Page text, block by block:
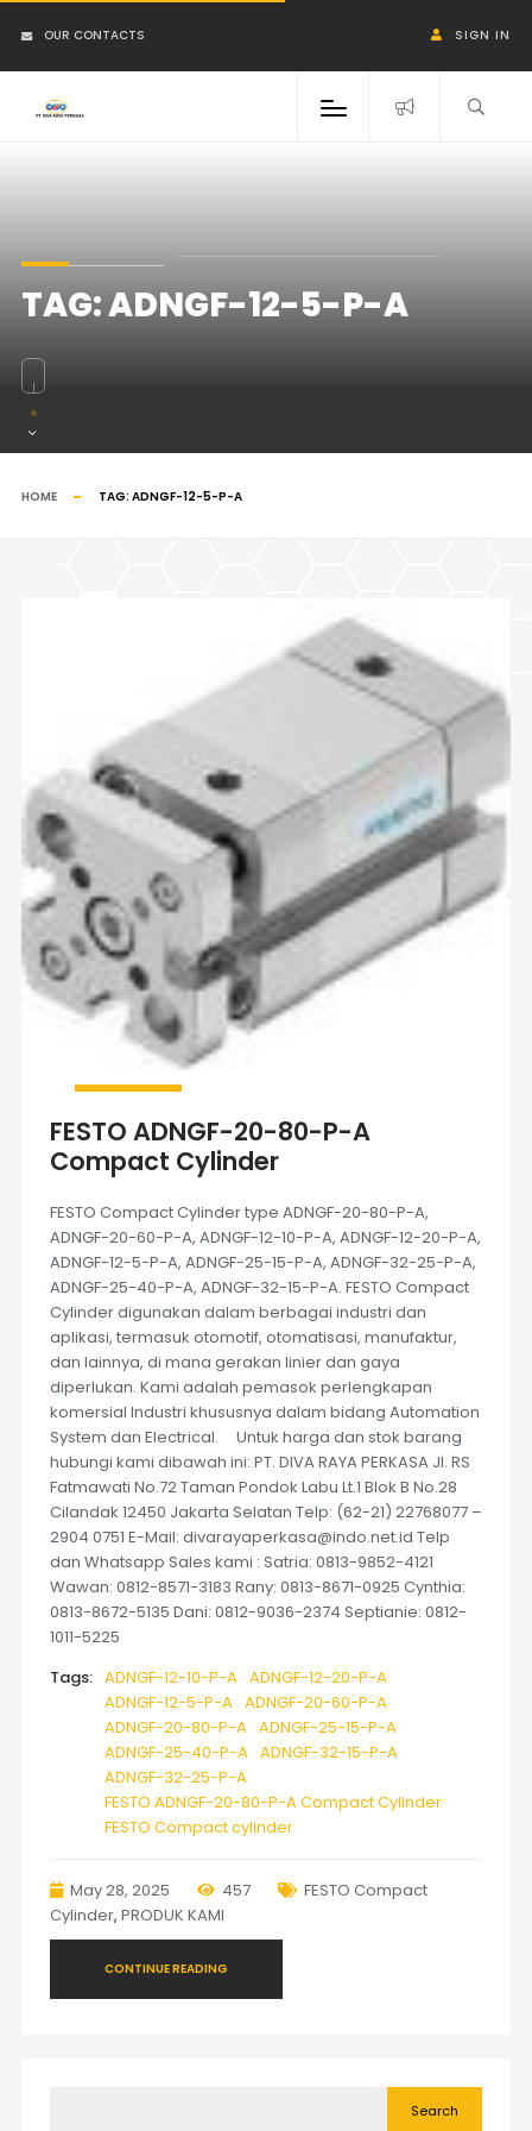
OUR CONTACTS SIGN IN
TAG:ADNGF-12-5-P-A
HOME TAG: ADNGF-12-5-P-A
FESTO ADNGF-20-80-P-A
Compact Cylinder
FESTO Compact Cylinder type ADNGF-20-80-P-A,
ADNGF-20-60-P-A, ADNGF-12-10-P-A, ADNGF-12-20-P-A,
ADNGF-12-5-P-A, ADNGF-25-15-P-A, ADNGF-32-25-P-A,
ADNGF-25-40-P-A, ADNGF-32-15-P-A. FESTO Compact
Cylinder digunakan dalam berbagai industri dan
aplikasi, termasuk otomotif, otomatisasi, manufaktur,
dan lainnya, di mana gerakan linier dan gaya
diperlukan. Kami adalah pemasok perlengkapan
komersial Industri khususnya dalam bidang Automation
System dan Electrical. Untuk harga dan stok barang
hubungi kami dibawah ini: PT. DIVA RAYA PERKASA Jl. RS
Fatmawati No.72 Taman Pondok Labu Lt.1 Blok B No.28
Cilandak 12450 Jakarta Selatan Telp: (62-21) 22768077 –
2904 0751 E-Mail: divarayaperkasa@indo.net.id Telp
dan Whatsapp Sales kami : Satria: 0813-9852-4121
Wawan: 0812-8571-3183 Rany: 0813-8671-0925 Cynthia:
0813-8672-5135 Dani: 0812-9036-2374 Septianie: 0812-
1011-5225
Tags: ADNGF-12-10-P-A ADNGF-12-20-P-A
ADNGF-12-5-P-A ADNGF-20-60-P-A
ADNGF-20-80-P-A ADNGF-25-15-P-A
ADNGF-25-40-P-A ADNGF-32-15-P-A
ADNGF-32-25-P-A
FESTO ADNGF-20-80-P-A Compact Cylinder
FESTO Compact cylinder
May 28, 2025 457
FESTO Compact
Cylinder, PRODUK KAMI
CONTINUE READING
Search